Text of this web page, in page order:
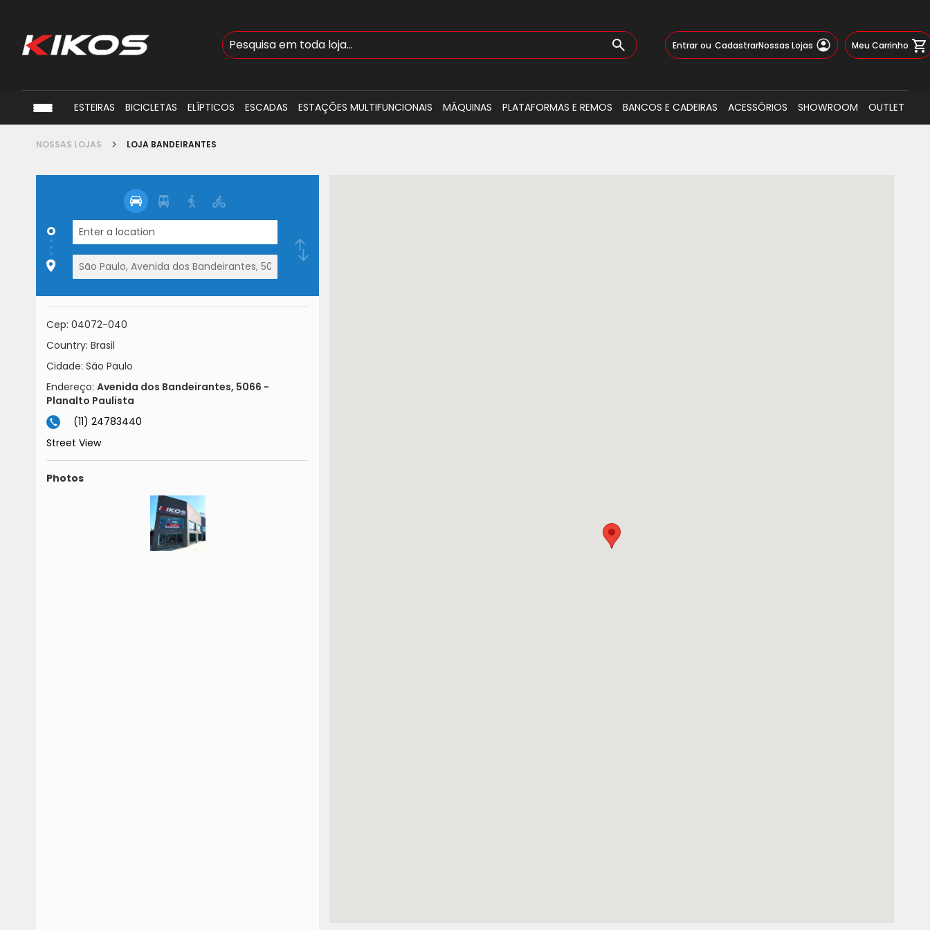
Busca
Pular
para
Entrar CadastrarNossas Lojas Meu Carrinho
ESTEIRAS BICICLETAS ELÍPTICOS ESCADAS ESTAÇÕES MULTIFUNCIONAIS MÁQUINAS PLATAFORMAS E REMOS BANCOS E CADEIRAS ACESSÓRIOS SHOWROOM OUTLET
NOSSAS LOJAS LOJA BANDEIRANTES
Cep: 04072-040
Country: Brasil
Cidade: São Paulo
Endereço: Avenida dos Bandeirantes, 5066 -
Planalto Paulista
(11) 24783440
Street View
Photos